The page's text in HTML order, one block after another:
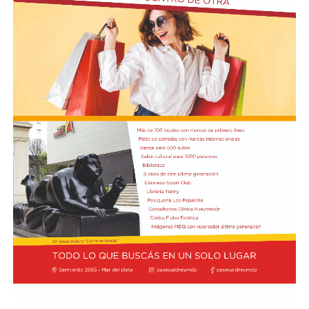
Poco pudo haber el PSG, que mostró una versión lejana
a la que acostumbraba plasmar. En el complemento la
tendencia apenas cambió y los guardametas de ambos
equipos se lucieron en dos acciones por lado. Sobre el
final y tras la revisión del VAR, Joao Neves fue